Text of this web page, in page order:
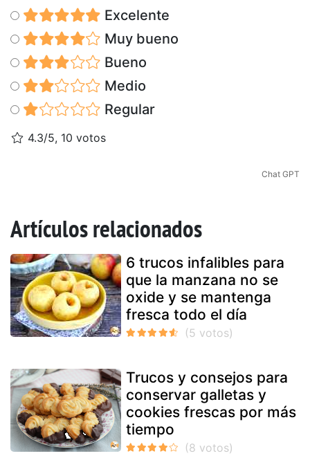
Excelente
Muy bueno
Bueno
Medio
Regular
4.3/5, 10 votos
Chat GPT
Artículos relacionados
6 trucos infalibles para
que la manzana no se
oxide y se mantenga
fresca todo el día
Trucos y consejos para
conservar galletas y
cookies frescas por más
tiempo